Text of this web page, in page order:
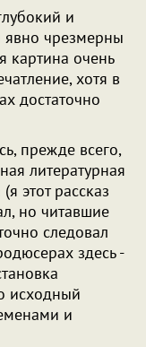
и
явно чрезмерны
картина очень
хотя в
достаточно
прежде всего,
литературная
этот рассказ
но читавшие
следовал
здесь -
исходный
и